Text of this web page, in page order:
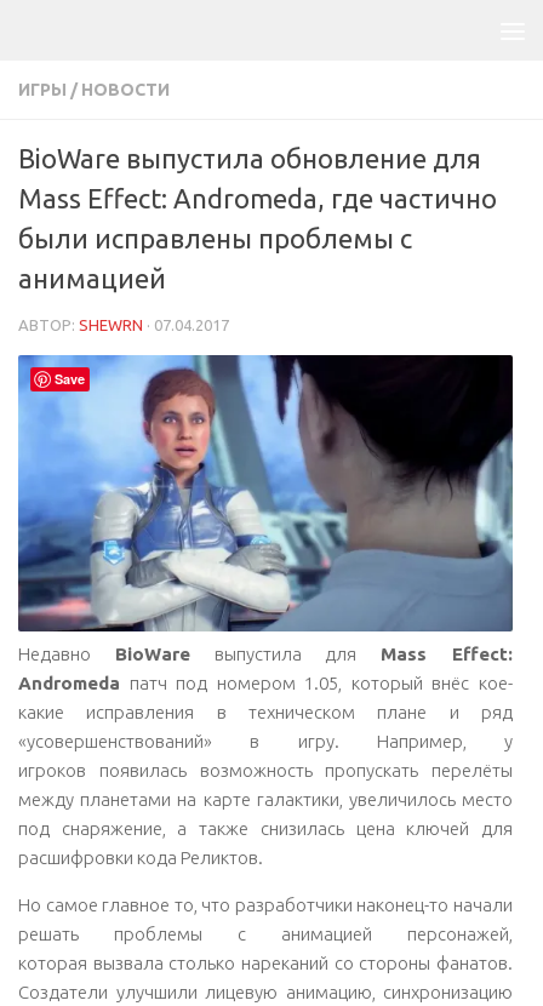
ИГРЫ / НОВОСТИ
BioWare выпустила обновление для
Mass Effect: Andromeda, где частично
были исправлены проблемы с
анимацией
АВТОР: SHEWRN · 07.04.2017
Недавно BioWareвыпустила для Mass Effect:
Andromeda патч под номером 1.05, который внёс кое-
какие исправления в техническом плане и ряд
«усовершенствований» в игру. Например, у
игроков появилась возможность пропускать перелёты
между планетами на карте галактики, увеличилось место
под снаряжение, а также снизилась цена ключей для
расшифровки кода Реликтов.
Но самое главное то, что разработчики наконец-то начали
решать проблемы с анимацией персонажей,
которая вызвала столько нареканий со стороны фанатов.
Создатели улучшили лицевую анимацию, синхронизацию
Save